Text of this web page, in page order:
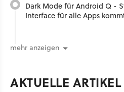
Dark Mode für Android Q -
Interface für alle Apps
mehr anzeigen
AKTUELLE ARTIKEL